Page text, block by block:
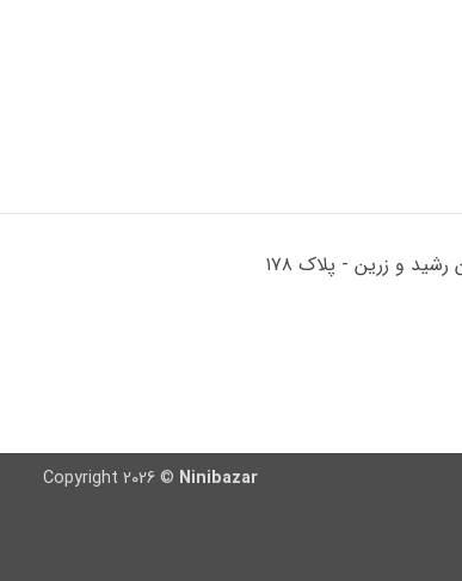
Copyright 2026 © Ninibazar